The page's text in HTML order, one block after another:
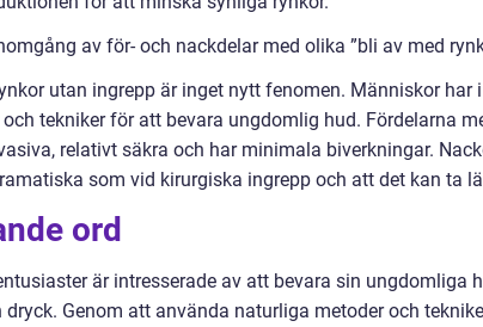
av för- och nackdelar med olika ”bli av med
utan ingrepp är inget nytt fenomen. Människor har
och tekniker för att bevara ungdomlig hud. Fördelarna
relativt säkra och har minimala biverkningar.
som vid kirurgiska ingrepp och att det kan ta
ord
är intresserade av att bevara sin ungdomliga
Genom att använda naturliga metoder och